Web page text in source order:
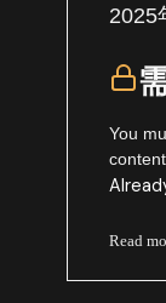
2025
You
content.
Read